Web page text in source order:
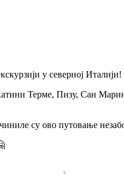
у северној
Терме, Пизу, Сан
су ово путовање